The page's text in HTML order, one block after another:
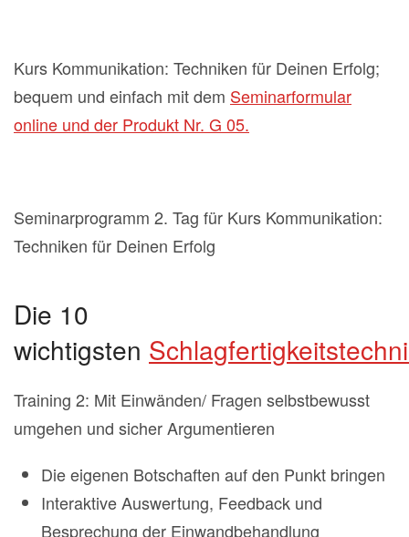
Kurs Kommunikation: Techniken für Deinen Erfolg;
bequem und einfach mit dem Seminarformular
online und der Produkt Nr. G 05.
Seminarprogramm 2. Tag für Kurs Kommunikation:
Techniken für Deinen Erfolg
Die 10
wichtigsten
Training 2: Mit Einwänden/ Fragen selbstbewusst
umgehen und sicher Argumentieren
Die eigenen Botschaften auf den Punkt bringen
Interaktive Auswertung, Feedback und
Besprechung der Einwandbehandlung